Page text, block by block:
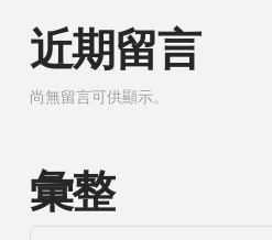
近期留言
尚無留言可供顯示。
彙整